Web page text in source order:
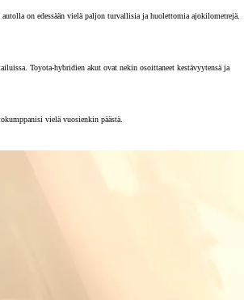
on edessään vielä paljon turvallisia ja huolettomia ajokilometrejä.
Toyota-hybridien akut ovat nekin osoittaneet kestävyytensä ja
vielä vuosienkin päästä.